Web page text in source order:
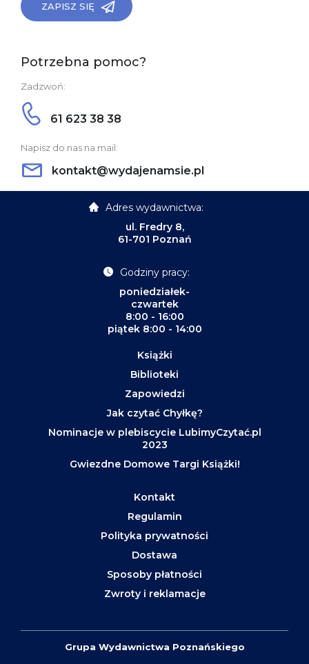
ZAPISZ SIĘ
Potrzebna pomoc?
Zadzwoń:
61 623 38 38
Napisz do nas na mail:
kontakt@wydajenamsie.pl
Adres wydawnictwa:
ul. Fredry 8,
61-701 Poznań
Godziny pracy:
poniedziałek-
czwartek
8:00 - 16:00
piątek 8:00 - 14:00
Książki
Biblioteki
Zapowiedzi
Jak czytać Chyłkę?
Nominacje w plebiscycie LubimyCzytać.pl
2023
Gwiezdne Domowe Targi Książki!
Kontakt
Regulamin
Polityka prywatności
Dostawa
Sposoby płatności
Zwroty i reklamacje
Grupa Wydawnictwa Poznańskiego